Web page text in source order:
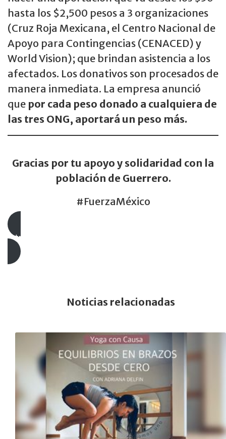
hasta los $2,500 pesos a 3 organizaciones
(Cruz Roja Mexicana, el Centro Nacional de
Apoyo para Contingencias (CENACED) y
World Vision); que brindan asistencia a los
afectados. Los donativos son procesados de
manera inmediata. La empresa anunció
que por cada peso donado a cualquiera de
las tres ONG, aportará un peso más.
Gracias por tu apoyo y solidaridad con la
población de Guerrero.
#FuerzaMéxico
Otras formas de ayudar
Noticias relacionadas